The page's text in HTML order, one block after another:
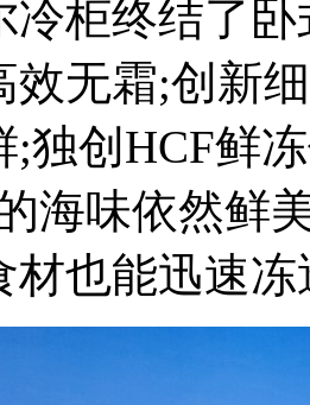
冷柜终结了
效无霜;创新
;独创HCF鲜
海味依然鲜
材也能迅速冻